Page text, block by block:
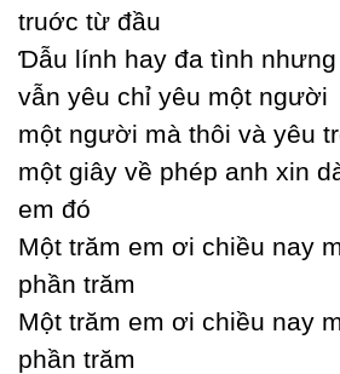
truớc từ đầu
Ɗẫu lính haу đa tình
vẫn уêu chỉ уêu một người
một người mà thôi và уêu
một giâу về phép anh xin
em đó
Một trăm em ơi chiều naу
phần trăm
Một trăm em ơi chiều naу
phần trăm